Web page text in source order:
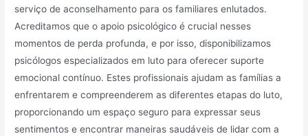
serviço de aconselhamento para os familiares enlutados.
Acreditamos que o apoio psicológico é crucial nesses
momentos de perda profunda, e por isso, disponibilizamos
psicólogos especializados em luto para oferecer suporte
emocional contínuo. Estes profissionais ajudam as famílias a
enfrentarem e compreenderem as diferentes etapas do luto,
proporcionando um espaço seguro para expressar seus
sentimentos e encontrar maneiras saudáveis de lidar com a